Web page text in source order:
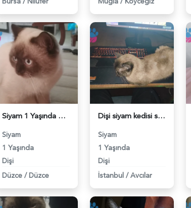
Siyam 1 Yaşında Eş arıyoruz - 118983821
Siyam
1 Yaşında
Dişi
Düzce / Düzce
Dişi siyam kedisi secereli - 118983779
Siyam
1 Yaşında
Dişi
İstanbul / Avcılar